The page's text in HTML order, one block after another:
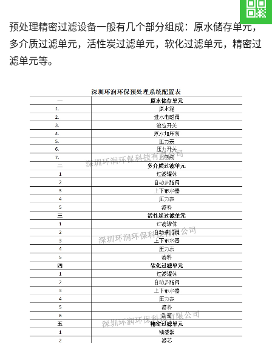
预处理精密过滤设备一般有几个部分组成：原水储存单元，
多介质过滤单元，活性炭过滤单元，软化过滤单元，精密过
滤单元等。